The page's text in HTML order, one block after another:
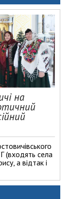
на
(входять села
а відтак і